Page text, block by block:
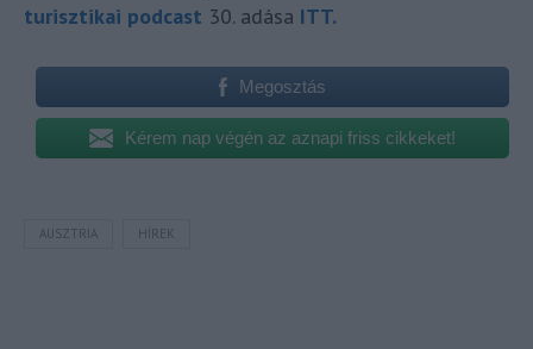
turisztikai podcast 30. adása ITT.
Megosztás
Kérem nap végén az aznapi friss cikkeket!
AUSZTRIA HÍREK